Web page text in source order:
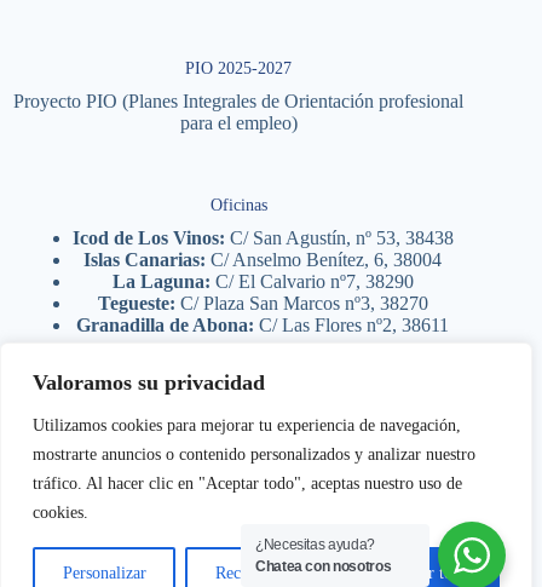
Valoramos su privacidad
Utilizamos cookies para mejorar tu experiencia de navegación,
mostrarte anuncios o contenido personalizados y analizar nuestro
tráfico. Al hacer clic en "Aceptar todo", aceptas nuestro uso de
cookies.
Personalizar Rechazar todo Aceptar todo
PIO 2025-2027
Proyecto PIO (Planes Integrales de Orientación profesional
para el empleo)
Oficinas
Icod de Los Vinos: C/ San Agustín, nº 53, 38438
Islas Canarias:C/ Anselmo Benítez, 6, 38004
La Laguna: C/ El Calvario nº7, 38290
Tegueste: C/ Plaza San Marcos nº3, 38270
Granadilla de Abona:C/ Las Flores nº2, 38611
Aviso legal
Política de cookies
Femete 2026
¿Necesitas ayuda?
Chatea con nosotros